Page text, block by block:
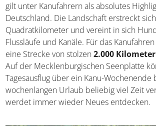
Paddeln im Urlaub auf der
Seenplatte gilt unter Kanufahrern als
in Deutschland. Die Landschaft erstreckt
Quadratkilometer und vereint in sich
Flussläufe und Kanäle. Für das
dabei eine Strecke von stolzen2.000
Wasserweg . Auf der Mecklenburgischen
könnt ihr daher vom Tagesausflug über
Wochenende bis hin zum wochenlangen